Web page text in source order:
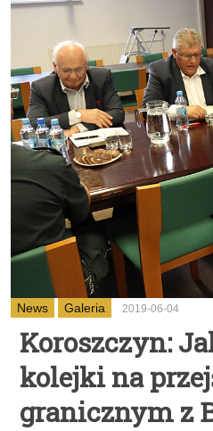
News Galeria 2019-06-04
Koroszczyn:
kolejki na
granicznym z